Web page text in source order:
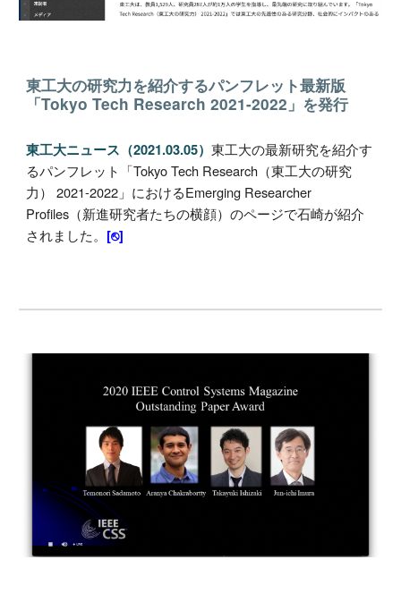
東工大の研究力を紹介するパンフレット最新版
「Tokyo Tech Research 2021-2022」を発行
東工大ニュース（2021.03.05）東工大の最新研究を紹介す
るパンフレット「Tokyo Tech Research（東工大の研究
力） 2021-2022」におけるEmerging Researcher
Profiles（新進研究者たちの横顔）のページで石崎が紹介
されました。 [⎋]